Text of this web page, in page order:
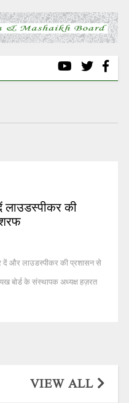
लाउडस्पीकर की
दें और लाउडस्पीकर की प्रशासन से
बोर्ड के संस्थापक अध्यक्ष हज़रत
VIEW ALL